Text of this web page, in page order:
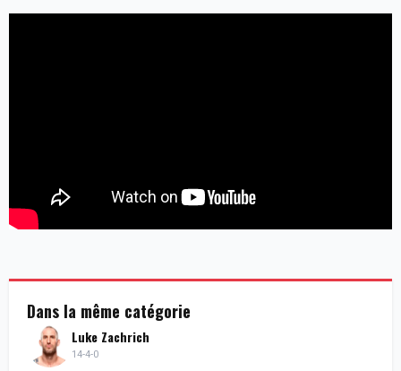
Dans la même catégorie
Luke Zachrich
14-4-0